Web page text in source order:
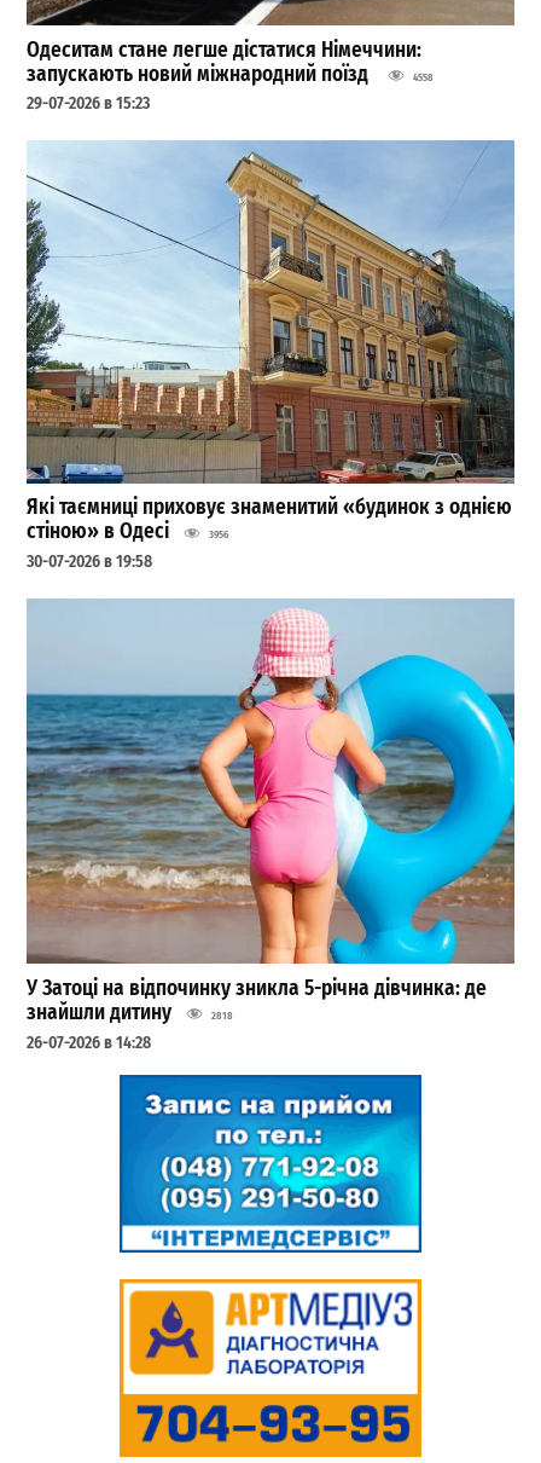
Одеситам стане легше дістатися Німеччини:
запускають новий міжнародний поїзд
4558
29-07-2026 в 15:23
Які таємниці приховує знаменитий «будинок з однією
стіною» в Одесі
3956
30-07-2026 в 19:58
У Затоці на відпочинку зникла 5-річна дівчинка: де
знайшли дитину
2818
26-07-2026 в 14:28